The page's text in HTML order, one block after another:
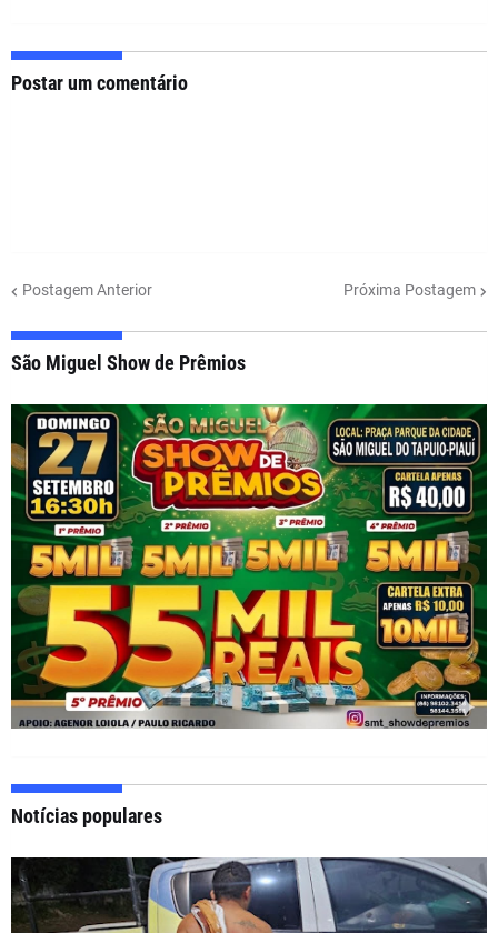
Postar um comentário
Postagem Anterior Próxima Postagem
São Miguel Show de Prêmios
Notícias populares